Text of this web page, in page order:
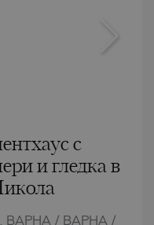
с
и гледка в
ВАРНА / ВАРНА /